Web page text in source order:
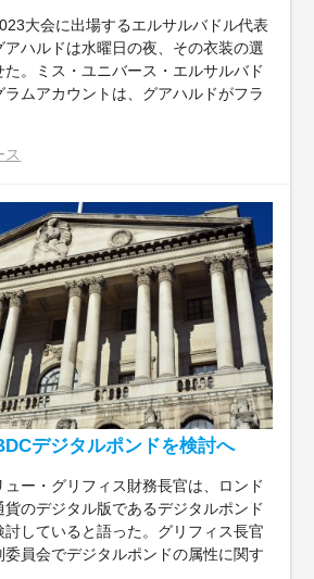
大会に出場するエルサルバドル代表
ハルドは水曜日の夜、その衣装の選
。ミス・ユニバース・エルサルバド
ラムアカウントは、グアハルドがフラ
ス
デジタルポンドを検討へ
ー・グリフィス財務長官は、ロンド
貨のデジタル版であるデジタルポンド
していると語った。グリフィス長官
員会でデジタルポンドの属性に関す